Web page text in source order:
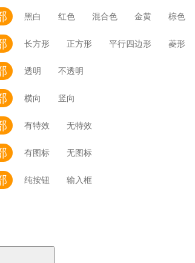
黑白 红色 混合色 金黄 棕色
长方形 正方形 平行四边形 菱形
透明 不透明
横向 竖向
有特效 无特效
有图标 无图标
纯按钮 输入框